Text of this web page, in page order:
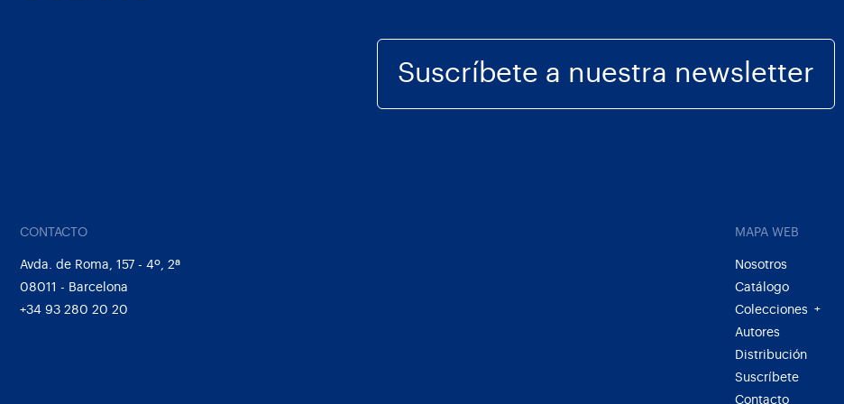
Suscríbete a nuestra newsletter
CONTACTO
Avda. de Roma, 157 - 4º, 2ª
08011 - Barcelona
+34 93 280 20 20
MAPA WEB
Nosotros
Catálogo
Colecciones
+
Autores
Distribución
Suscríbete
Contacto